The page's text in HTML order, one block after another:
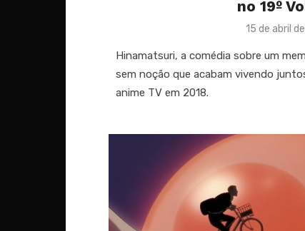
no 19º
Posted
15 de abril
Hinamatsuri, a comédia sobre um
sem noção que acabam vivendo
anime TV em 2018.